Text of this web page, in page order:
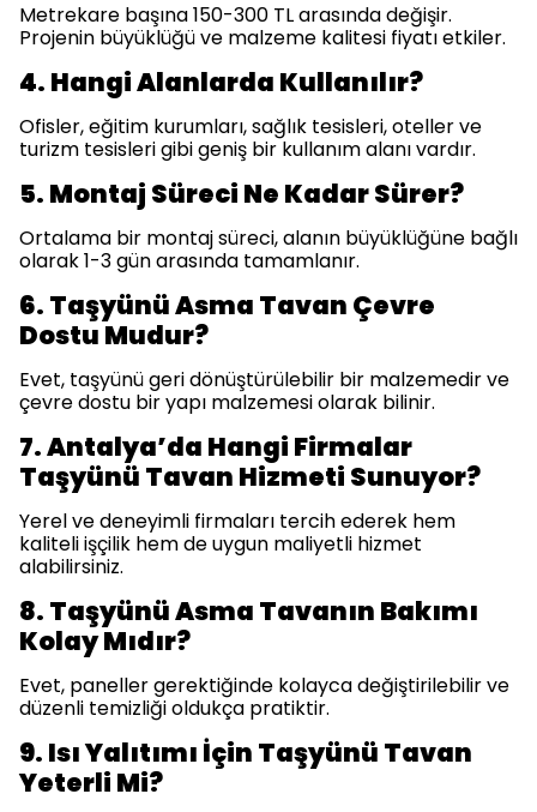
Metrekare başına 150-300 TL arasında değişir.
Projenin büyüklüğü ve malzeme kalitesi fiyatı etkiler.
4. Hangi Alanlarda Kullanılır?
Ofisler, eğitim kurumları, sağlık tesisleri, oteller ve
turizm tesisleri gibi geniş bir kullanım alanı vardır.
5. Montaj Süreci Ne Kadar Sürer?
Ortalama bir montaj süreci, alanın büyüklüğüne bağlı
olarak 1-3 gün arasında tamamlanır.
6. Taşyünü Asma Tavan Çevre
Dostu Mudur?
Evet, taşyünü geri dönüştürülebilir bir malzemedir ve
çevre dostu bir yapı malzemesi olarak bilinir.
7. Antalya’da Hangi Firmalar
Taşyünü Tavan Hizmeti Sunuyor?
Yerel ve deneyimli firmaları tercih ederek hem
kaliteli işçilik hem de uygun maliyetli hizmet
alabilirsiniz.
8. Taşyünü Asma Tavanın Bakımı
Kolay Mıdır?
Evet, paneller gerektiğinde kolayca değiştirilebilir ve
düzenli temizliği oldukça pratiktir.
9. Isı Yalıtımı İçin Taşyünü Tavan
Yeterli Mi?